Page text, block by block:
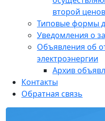
второй
Типовые формы
Уведомления о
Объявления об
электроэнергии
Архив
Контакты
Обратная связь